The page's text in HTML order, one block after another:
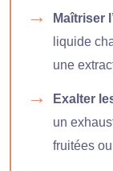
Maîtriser
liquide
une
Exalter
un
fruitées